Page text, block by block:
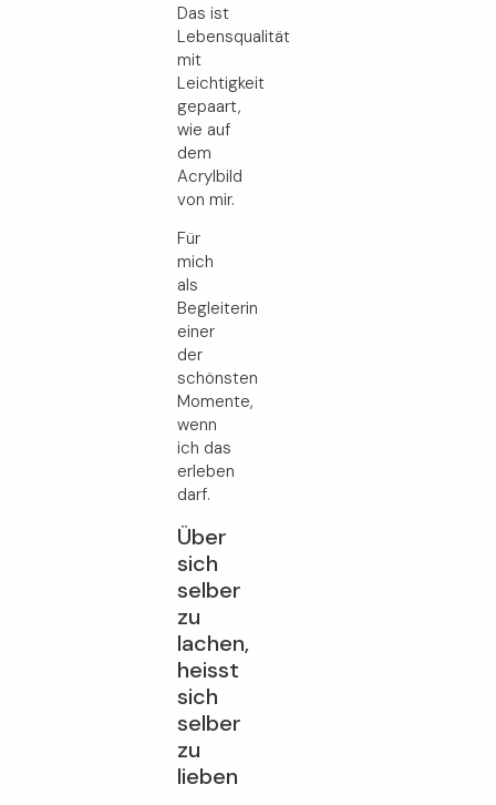
Das ist
Lebensqualität
mit
Leichtigkeit
gepaart,
wie auf
dem
Acrylbild
von mir.
Für
mich
als
Begleiterin
einer
der
schönsten
Momente,
wenn
ich das
erleben
darf.
Über
sich
selber
zu
lachen,
heisst
sich
selber
zu
lieben